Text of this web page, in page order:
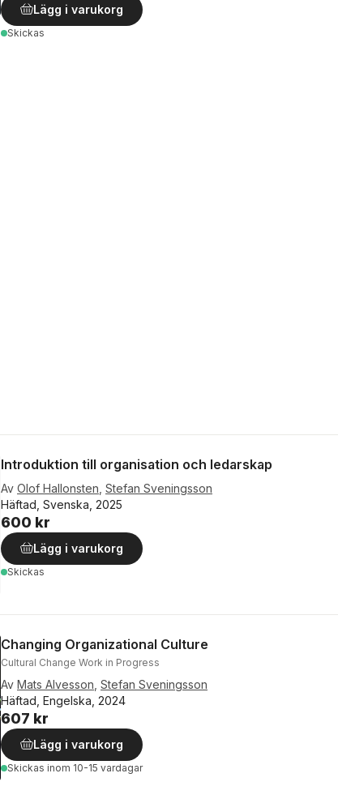
Lägg i varukorg
Skickas
Introduktion till organisation och ledarskap
Av Olof Hallonsten Stefan Sveningsson
Häftad, Svenska, 2025
600 kr
Lägg i varukorg
Skickas
Changing Organizational Culture
Cultural Change Work in Progress
Av Mats Alvesson Stefan Sveningsson
Häftad, Engelska, 2024
607 kr
Lägg i varukorg
Skickas inom 10-15 vardagar